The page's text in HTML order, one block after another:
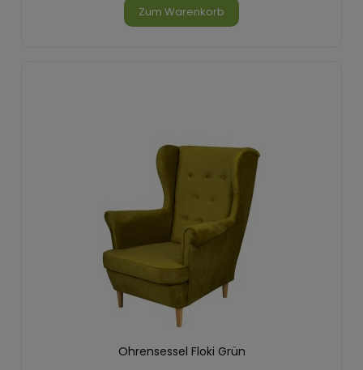
Zum Warenkorb
Ohrensessel Floki Grün